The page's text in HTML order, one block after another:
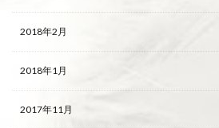
2018年2月
2018年1月
2017年11月